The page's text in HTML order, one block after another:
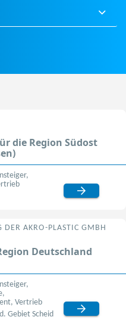
die Region Südost
DER AKRO-PLASTIC GMBH
Deutschland
Vertrieb
Gebiet Scheid